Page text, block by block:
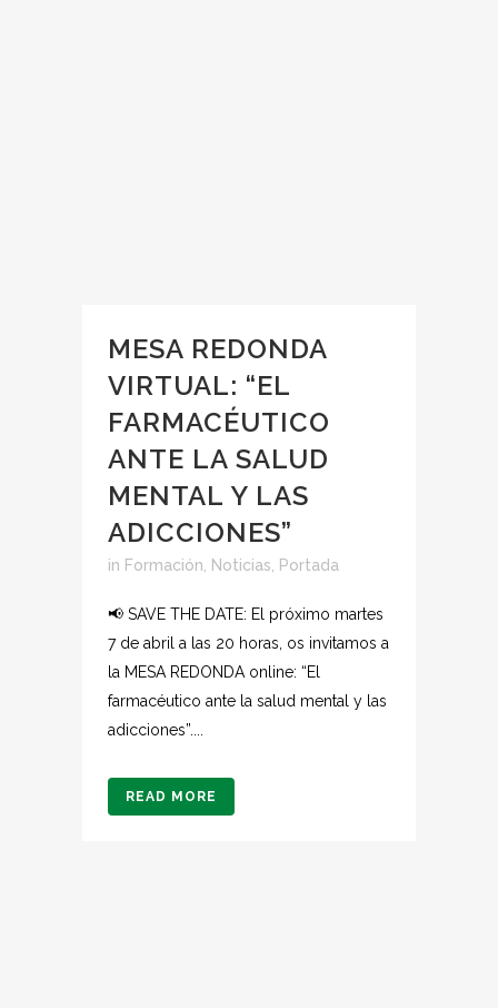
MESA REDONDA
VIRTUAL: “EL
FARMACÉUTICO
ANTE LA SALUD
MENTAL Y LAS
ADICCIONES”
in Formación Noticias Portada
📢 SAVE THE DATE: El próximo martes
7 de abril a las 20 horas, os invitamos a
la MESA REDONDA online: “El
farmacéutico ante la salud mental y las
adicciones”....
READ MORE